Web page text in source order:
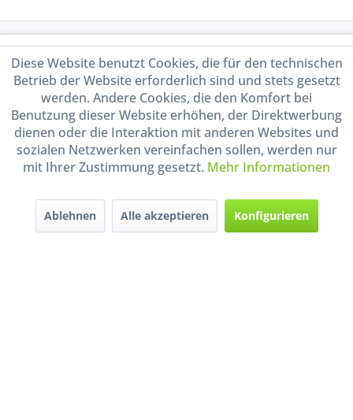
Shop Service
Informationen
Handel mit BIO-Weinen
durch DE-ÖKO-009
Diese Website benutzt Cookies, die für den technischen
Betrieb der Website erforderlich sind und stets gesetzt
werden. Andere Cookies, die den Komfort bei
Benutzung dieser Website erhöhen, der Direktwerbung
dienen oder die Interaktion mit anderen Websites und
sozialen Netzwerken vereinfachen sollen, werden nur
mit Ihrer Zustimmung gesetzt. Mehr Informationen
Ablehnen Alle akzeptieren Konfigurieren